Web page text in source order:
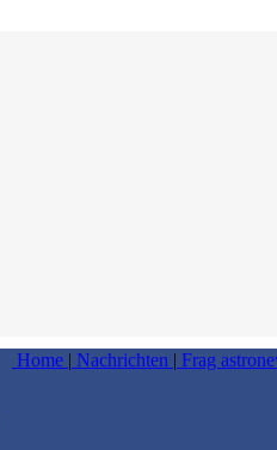
Home | Nachrichten | Frag